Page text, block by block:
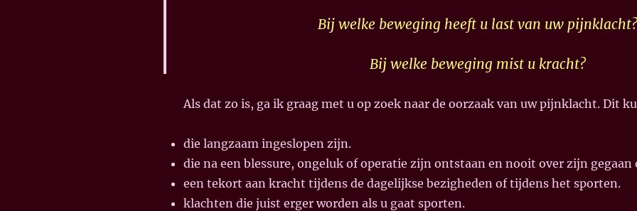
Bij welke beweging heeft u last van uw pijnklacht?
Bij welke beweging mist u kracht?
Als dat zo is, ga ik graag met u op zoek naar de oorzaak van uw pijnklacht. Dit
die langzaam ingeslopen zijn.
die na een blessure, ongeluk of operatie zijn ontstaan en nooit over zijn gegaan
een tekort aan kracht tijdens de dagelijkse bezigheden of tijdens het sporten.
klachten die juist erger worden als u gaat sporten.